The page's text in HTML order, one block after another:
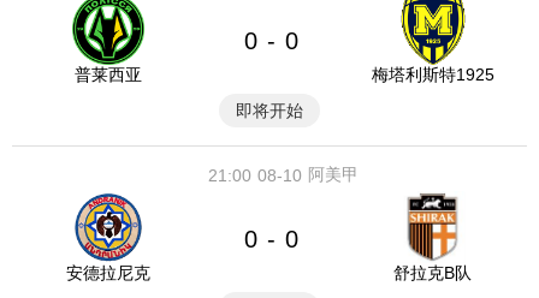
普莱西亚
0 - 0
梅塔利斯特1925
即将开始
08-10
21:00 阿美甲
安德拉尼克
0 - 0
舒拉克B队